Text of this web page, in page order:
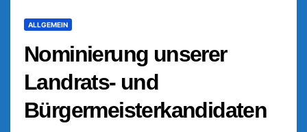
ALLGEMEIN
Nominierung unserer
Landrats- und
Bürgermeisterkandidaten